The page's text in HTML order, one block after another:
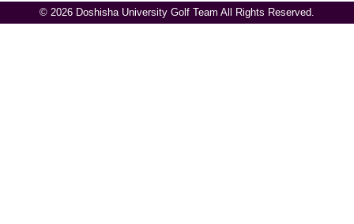
© 2026 Doshisha University Golf Team All Rights Reserved.